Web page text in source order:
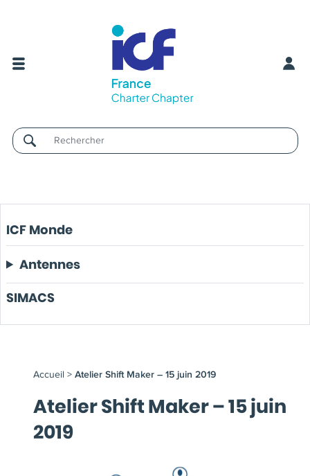
Username
ICF Monde
Antennes
SIMACS
Accueil > Atelier Shift Maker – 15 juin 2019
Atelier Shift Maker – 15 juin
2019